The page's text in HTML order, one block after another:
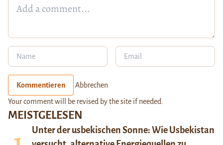
MEISTGELESEN
Unter der usbekischen Sonne: Wie Usbekistan
Kommentieren Abbrechen
Your comment will be revised by the site if needed.